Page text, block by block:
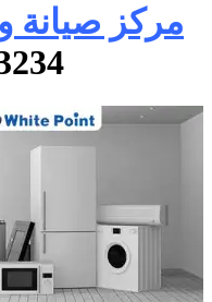
مركز صيانة